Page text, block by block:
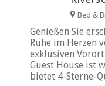
Bed &
Genießen Sie
Ruhe im Herzen
exklusiven
Guest House ist
bietet 4-Sterne-